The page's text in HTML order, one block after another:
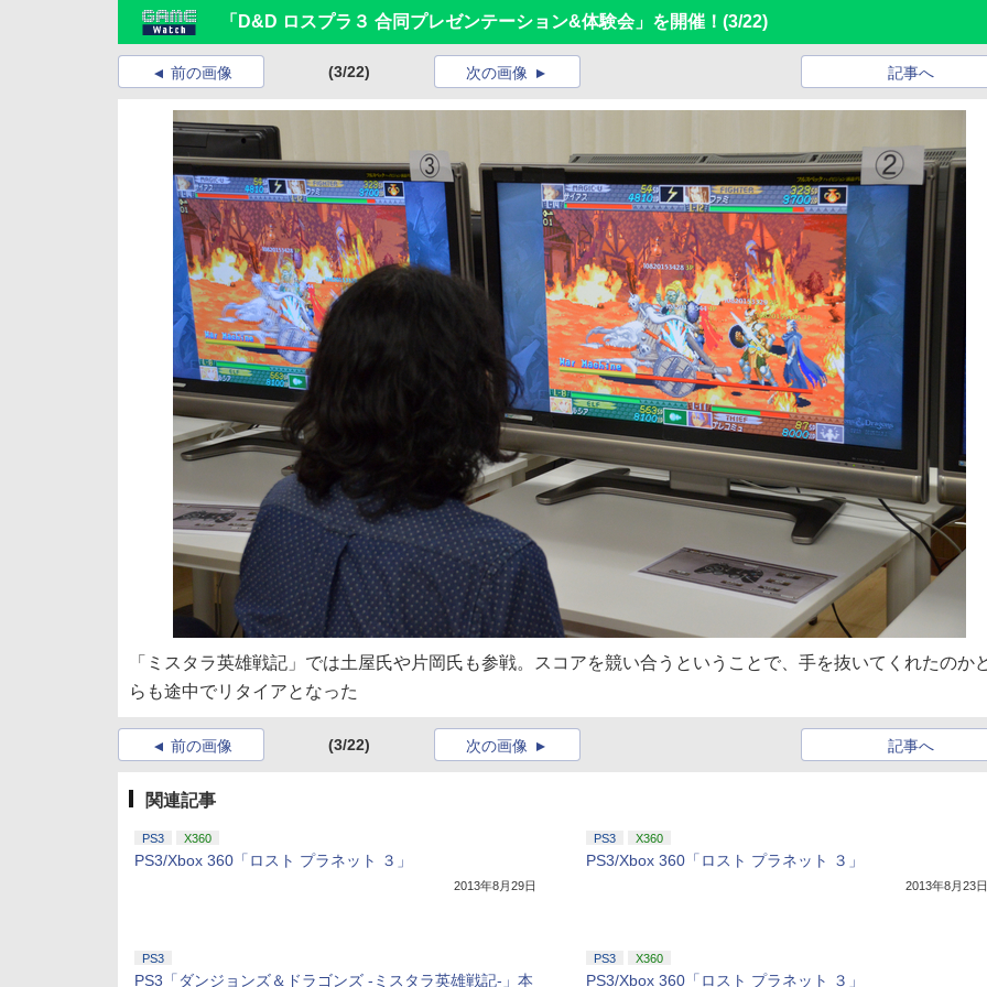
「D&D ロスプラ３ 合同プレゼンテーション&体験会」を開催！ (3/22)
前の画像 (3/22) 記事へ
次の画像
「ミスタラ英雄戦記」では土屋氏や片岡氏も参戦。スコアを競い合うということで、手を抜いてくれたのか
らも途中でリタイアとなった
前の画像 (3/22) 記事へ
次の画像
関連記事
PS3 X360
PS3/Xbox 360「ロスト プラネット ３」
2013年8月29日
PS3 X360
PS3/Xbox 360「ロスト プラネット ３」
2013年8月23日
PS3
PS3「ダンジョンズ＆ドラゴンズ -ミスタラ英雄戦記-」本
PS3 X360
PS3/Xbox 360「ロスト プラネット ３」